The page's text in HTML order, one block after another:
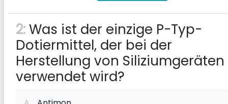
2:Was ist der einzige P-Typ-
Dotiermittel, der bei der
Herstellung von Siliziumgeräten
verwendet wird?